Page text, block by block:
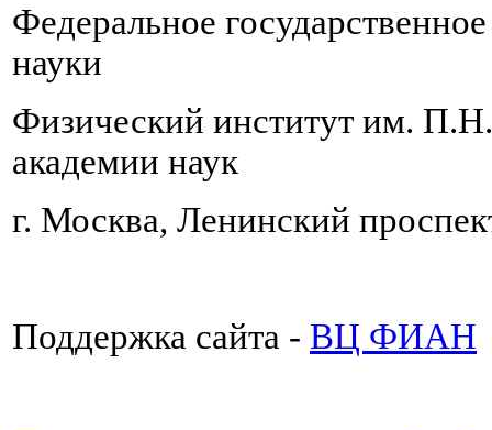
Федеральное
науки
Физический институт им.
академии наук
г. Москва, Ленинский
Поддержка сайта - ВЦ ФИАН